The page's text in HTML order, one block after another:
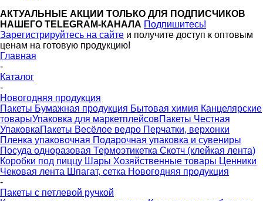
АКТУАЛЬНЫЕ АКЦИИ ТОЛЬКО ДЛЯ ПОДПИСЧИКОВ
НАШЕГО TELEGRAM-КАНАЛА Подпишитесь!
Зарегистрируйтесь на сайте и получите доступ к оптовым
ценам на готовую продукцию!
Главная
-
Каталог
-
Новогодняя продукция
Пакеты Бумажная продукция Бытовая химия Канцелярские
товарыУпаковка для маркетплейсовПакеты Честная
УпаковкаПакеты Весёлое ведро Перчатки, верхонки
Пленка упаковочная Подарочная упаковка и сувениры
Посуда одноразовая Термоэтикетка Скотч (клейкая лента)
Коробки под пиццу Шары Хозяйственные товары Ценники
Чековая лента Шпагат, сетка Новогодняя продукция
-
Пакеты с петлевой ручкой